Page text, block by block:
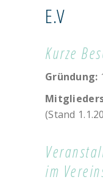
E.V
Kurze
Gründung:
(Stand
im